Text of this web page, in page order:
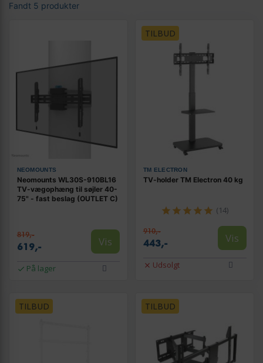
Fandt 5 produkter
NEOMOUNTS
Neomounts WL30S-910BL16
TV-vægophæng til søjler 40-
75" - fast beslag (OUTLET C)
819,-
619,- Vis
På lager
TILBUD
TM ELECTRON
TV-holder TM Electron 40 kg
(14)
910,-
443,- Vis
Udsolgt
TILBUD TILBUD